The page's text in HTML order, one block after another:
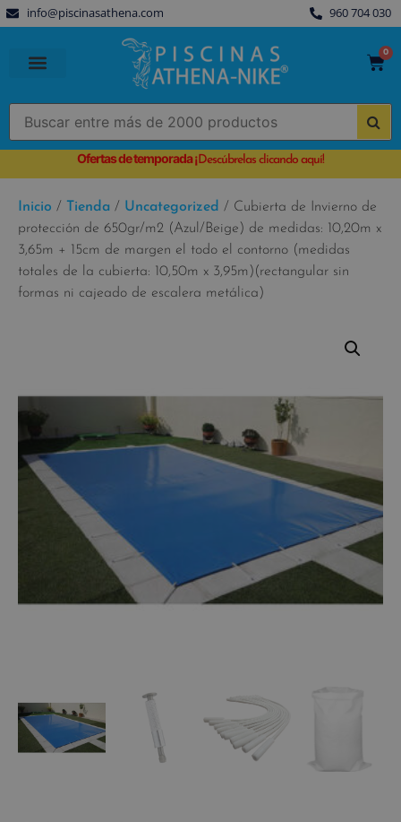
info@piscinasathena.com 960 704 030
0
Ofertas de temporada¡Descúbrelas clicando aquí!
Inicio / Tienda / Uncategorized / Cubierta de Invierno de
protección de 650gr/m2 (Azul/Beige) de medidas: 10,20m x
3,65m + 15cm de margen el todo el contorno (medidas
totales de la cubierta: 10,50m x 3,95m)(rectangular sin
formas ni cajeado de escalera metálica)